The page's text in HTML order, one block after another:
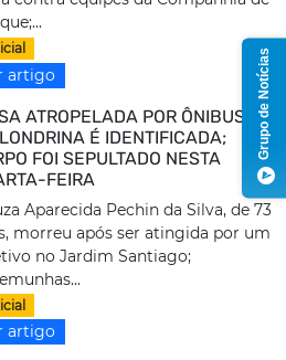
artigo
ATROPELADA POR ÔNIBUS
É IDENTIFICADA;
FOI SEPULTADO NESTA
FEIRA
Aparecida Pechin da Silva, de 73
morreu após ser atingida por um
no Jardim Santiago;
artigo
Grupo de Notícias